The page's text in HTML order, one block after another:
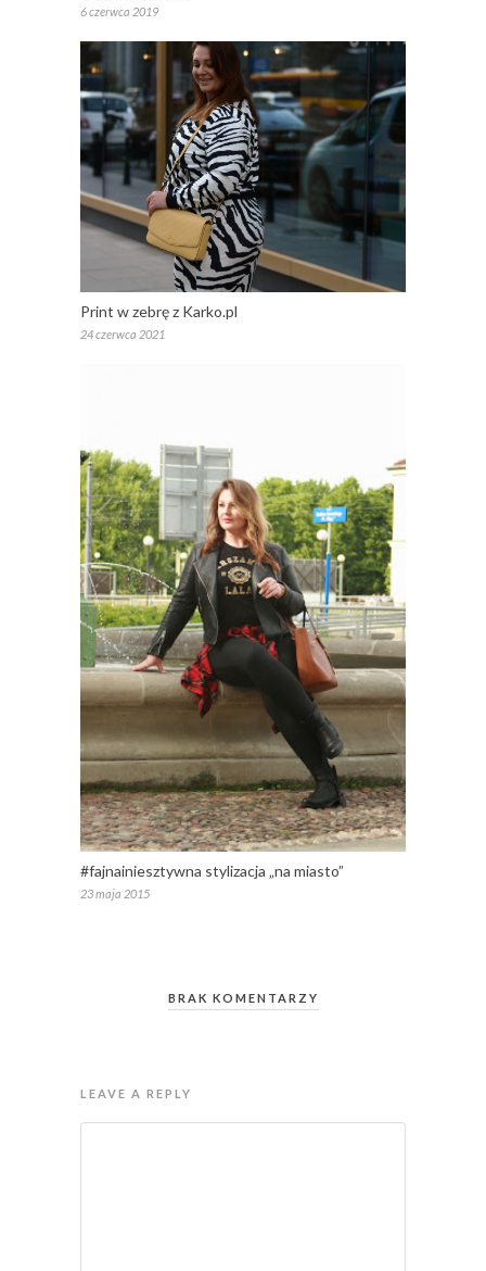
6 czerwca 2019
Print w zebrę z Karko.pl
24 czerwca 2021
#fajnainiesztywna stylizacja „na miasto”
23 maja 2015
BRAK KOMENTARZY
LEAVE A REPLY